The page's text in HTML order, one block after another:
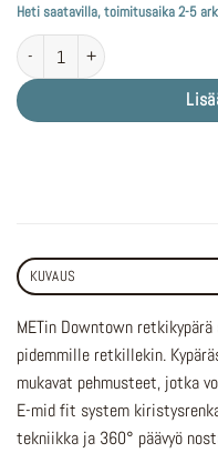
Heti saatavilla, toimitusaika 2-5
MET Downton MIPS kypärä musta
KUVAUS
METin Downtown
pidemmille retkillekin.
mukavat pehmusteet, jotka
E-mid fit system
tekniikka ja 360° päävyö